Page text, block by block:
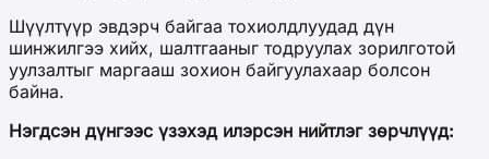
Шүүлтүүр эвдэрч байгаа тохиолдлуудад дүн
шинжилгээ хийх, шалтгааныг тодруулах зорилготой
уулзалтыг маргааш зохион байгуулахаар болсон
байна.
Нэгдсэн дүнгээс үзэхэд илэрсэн нийтлэг зөрчлүүд: